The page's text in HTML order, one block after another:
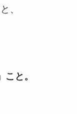
、
と。